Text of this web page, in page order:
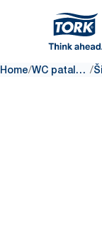
Home/ WC patalpos /